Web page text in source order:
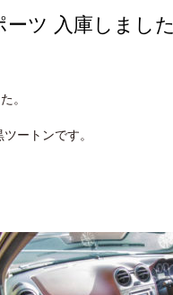
ツ 入庫しました
。
ートンです。